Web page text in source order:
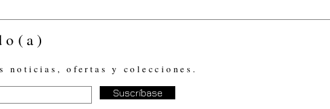
noticias, ofertas y colecciones.
Suscríbase